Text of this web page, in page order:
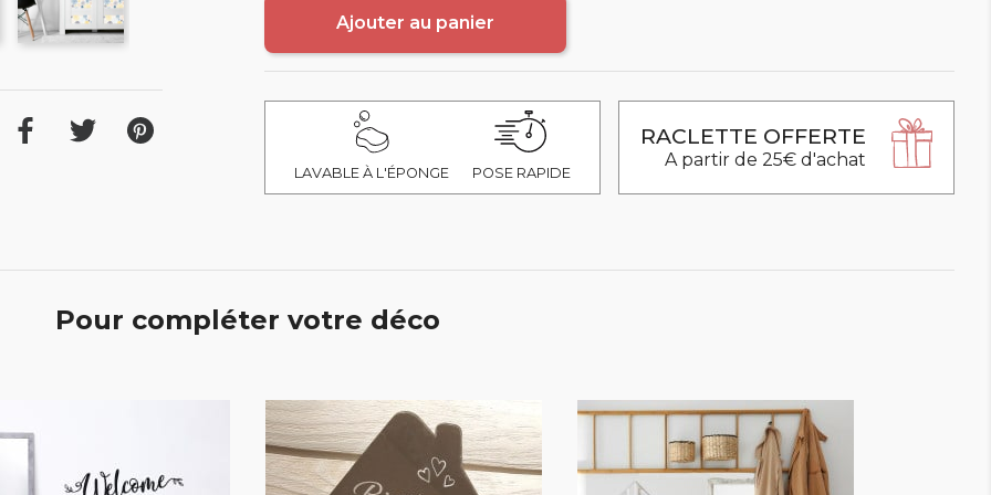
Ajouter au panier
LAVABLE À L'ÉPONGE POSE RAPIDE
RACLETTE OFFERTE
A partir de 25€ d'achat
Pour compléter votre déco